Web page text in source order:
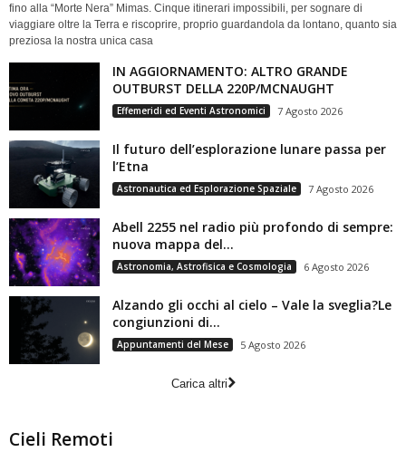
fino alla “Morte Nera” Mimas. Cinque itinerari impossibili, per sognare di
viaggiare oltre la Terra e riscoprire, proprio guardandola da lontano, quanto sia
preziosa la nostra unica casa
IN AGGIORNAMENTO: ALTRO GRANDE
OUTBURST DELLA 220P/MCNAUGHT
Effemeridi ed Eventi Astronomici 7 Agosto 2026
Il futuro dell’esplorazione lunare passa per
l’Etna
Astronautica ed Esplorazione Spaziale 7 Agosto 2026
Abell 2255 nel radio più profondo di sempre:
nuova mappa del...
Astronomia, Astrofisica e Cosmologia 6 Agosto 2026
Alzando gli occhi al cielo – Vale la sveglia?Le
congiunzioni di...
Appuntamenti del Mese 5 Agosto 2026
Carica altri
Cieli Remoti